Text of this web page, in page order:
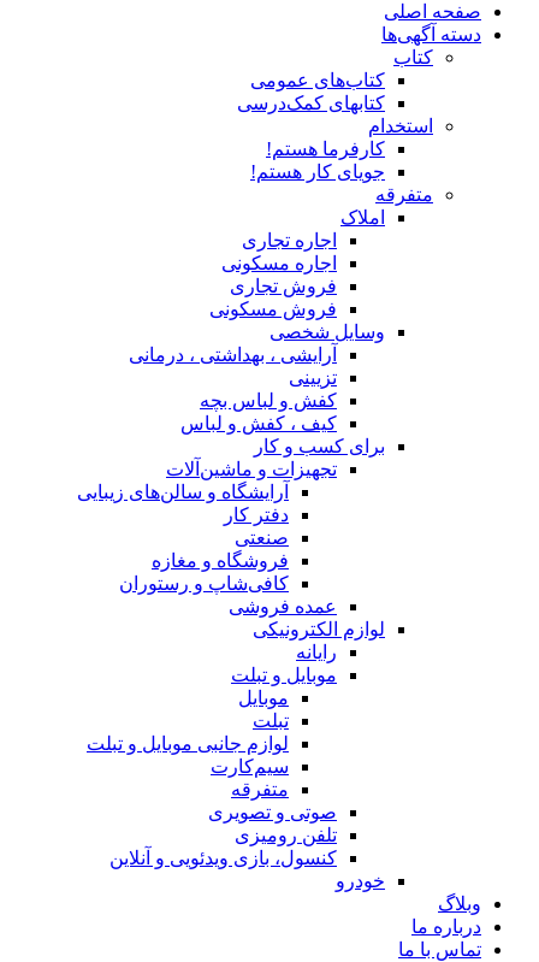
صفحه اصلی
دسته آگهی‌ها
کتاب
کتاب‌های عمومی
کتابهای کمک‌درسی
استخدام
کارفرما هستم!
جویای کار هستم!
متفرقه
املاک
اجاره تجاری
اجاره مسکونی
فروش تجاری
فروش مسکونی
وسایل شخصی
آرایشی ، بهداشتی ، درمانی
تزیینی
کفش و لباس بچه
کیف ، کفش و لباس
برای کسب و کار
تجهیزات و ماشین‌آلات
آرایشگاه و سالن‌های زیبایی
دفتر کار
صنعتی
فروشگاه و مغازه
کافی‌شاپ و رستوران
عمده فروشی
لوازم الکترونیکی
رایانه
موبایل و تبلت
موبایل
تبلت
لوازم جانبی موبایل و تبلت
سیم‌کارت
متفرقه
صوتی و تصویری
تلفن رومیزی
کنسول، بازی‌ ویدئویی و آنلاین
خودرو
وبلاگ
درباره ما
تماس با ما